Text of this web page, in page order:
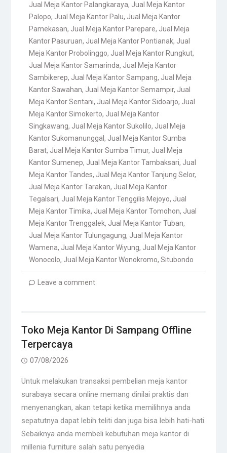
Jual Meja Kantor Palangkaraya, Jual Meja Kantor
Palopo, Jual Meja Kantor Palu, Jual Meja Kantor
Pamekasan, Jual Meja Kantor Parepare, Jual Meja
Kantor Pasuruan, Jual Meja Kantor Pontianak, Jual
Meja Kantor Probolinggo, Jual Meja Kantor Rungkut,
Jual Meja Kantor Samarinda, Jual Meja Kantor
Sambikerep, Jual Meja Kantor Sampang, Jual Meja
Kantor Sawahan, Jual Meja Kantor Semampir, Jual
Meja Kantor Sentani, Jual Meja Kantor Sidoarjo, Jual
Meja Kantor Simokerto, Jual Meja Kantor
Singkawang, Jual Meja Kantor Sukolilo, Jual Meja
Kantor Sukomanunggal , Jual Meja Kantor Sumba
Barat, Jual Meja Kantor Sumba Timur, Jual Meja
Kantor Sumenep, Jual Meja Kantor Tambaksari, Jual
Meja Kantor Tandes, Jual Meja Kantor Tanjung Selor,
Jual Meja Kantor Tarakan, Jual Meja Kantor
Tegalsari, Jual Meja Kantor Tenggilis Mejoyo, Jual
Meja Kantor Timika, Jual Meja Kantor Tomohon, Jual
Meja Kantor Trenggalek, Jual Meja Kantor Tuban,
Jual Meja Kantor Tulungagung, Jual Meja Kantor
Wamena, Jual Meja Kantor Wiyung, Jual Meja Kantor
Wonocolo, Jual Meja Kantor Wonokromo, Situbondo
Leave a comment
Toko Meja Kantor Di Sampang Offline
Terpercaya
07/08/2026
Untuk melakukan transaksi pembelian meja kantor
surabaya secara online memang dinilai praktis dan
menyenangkan, akan tetapi ketika memilihnya anda
sepatutnya dapat lebih teliti dan juga bisa lebih hati-hati.
Sebaiknya anda membeli kebutuhan meja kantor di
millenia furniture salah satu penyedia